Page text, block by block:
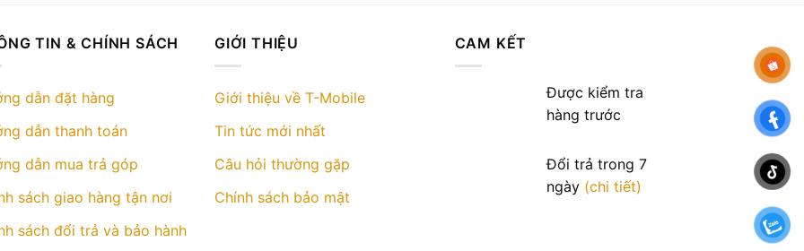
TIN & CHÍNH SÁCH
dẫn đặt hàng
dẫn thanh toán
dẫn mua trả góp
sách giao hàng tận nơi
sách đổi trả và bảo hành
GIỚI THIỆU
Giới thiệu về T-Mobile
Tin tức mới nhất
Câu hỏi thường gặp
Chính sách bảo mật
CAM KẾT
Được kiểm tra
hàng trước
Đổi trả trong 7
ngày (chi tiết)